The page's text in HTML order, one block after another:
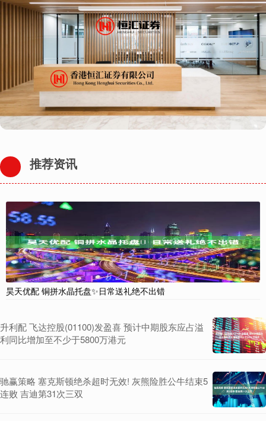
推荐资讯
昊天优配 铜拼水晶托盘✨日常送礼绝不出错
升利配 飞达控股(01100)发盈喜 预计中期股东应占溢
利同比增加至不少于5800万港元
驰赢策略 塞克斯顿绝杀超时无效! 灰熊险胜公牛结束5
连败 吉迪第31次三双